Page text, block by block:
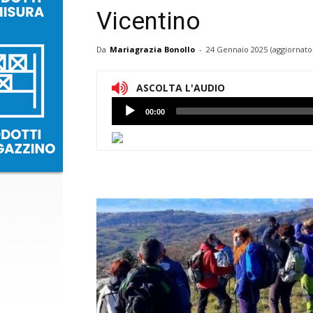
Vicentino
Da Mariagrazia Bonollo - 24 Gennaio 2025
ASCOLTA L'AUDIO
Lettore
Audio
00:00